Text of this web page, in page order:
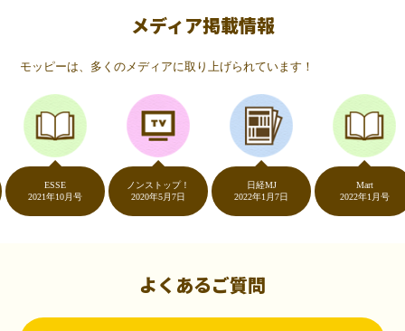
いつものネットショッピングが、モッピーでお得
（20代・女性）
友達に勧められてモッピーをはじめました。空いた時間にスマホで買
い物をすることが多いのですが、モッピーを経由するだけでショップ
のポイントとモッピーのポイントが二重で貯まることを知り、ビック
リ…！いつものネットショッピングをモッピーを経由するだけでポイ
ントが貯まるなんて…もっと早く教えてほしかった～！貯まったポイ
ントはギフト券に交換して、プチ贅沢を楽しんでます♪
（30代・男性）
ーを知りました。クレジットカードを発行するだけでポイントが貯ま
メディア掲載情報
モッピーは、多くのメディアに取り上げられています！
2021年10月号
ノンストップ！
2020年5月7日
日経MJ
2022年1月7日
2022年1月号
よくあるご質問